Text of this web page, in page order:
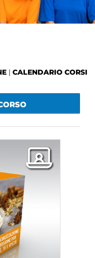
| CALENDARIO CORSI